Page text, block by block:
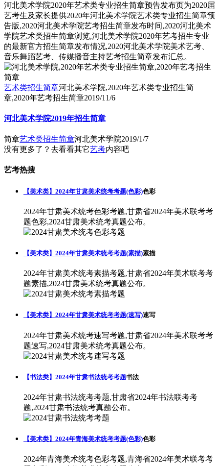
河北美术学院2020年艺术类专业招生简章预告发布页为2020届
艺考生及家长提供2020年河北美术学院艺术类专业招生简章预
告版,2020河北美术学院艺考招生简章发布时间,2020河北美术
学院艺术类招生简章浏览,河北美术学院2020年艺考招生专业
的最新官方招生简章发布情况,2020河北美术学院美术艺考、
音乐舞蹈艺考、传媒播音主持艺考招生简章发布汇总。
艺术类招生简章河北美术学院,2020年艺术类专业招生简
章,2020年艺考招生简章2019/11/6
河北美术学院2019年招生简章
简章艺术类招生简章河北美术学院2019/1/7
没有更多了？去看看其它艺考内容吧
艺考热搜
【美术类】2024年甘肃美术统考考题(色彩)色彩
2024年甘肃美术统考色彩考题,甘肃省2024年美术联考考
题色彩,2024甘肃美术统考真题公布。
【美术类】2024年甘肃美术统考考题(素描)素描
2024年甘肃美术统考素描考题,甘肃省2024年美术联考考
题素描,2024甘肃美术统考真题公布。
【美术类】2024年甘肃美术统考考题(速写)速写
2024年甘肃美术统考速写考题,甘肃省2024年美术联考考
题速写,2024甘肃美术统考真题公布。
【书法类】2024年甘肃书法统考考题书法
2024年甘肃书法统考考题,甘肃省2024年书法联考考
题,2024甘肃书法统考真题公布。
【美术类】2024年青海美术统考考题(色彩)色彩
2024年青海美术统考色彩考题,青海省2024年美术联考考